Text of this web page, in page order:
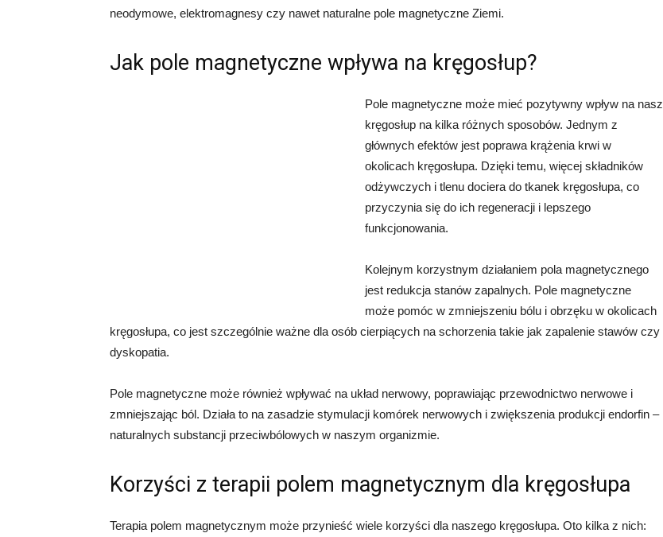
neodymowe, elektromagnesy czy nawet naturalne pole magnetyczne Ziemi.
Jak pole magnetyczne wpływa na kręgosłup?
Pole magnetyczne może mieć pozytywny wpływ na nasz
kręgosłup na kilka różnych sposobów. Jednym z
głównych efektów jest poprawa krążenia krwi w
okolicach kręgosłupa. Dzięki temu, więcej składników
odżywczych i tlenu dociera do tkanek kręgosłupa, co
przyczynia się do ich regeneracji i lepszego
funkcjonowania.
Kolejnym korzystnym działaniem pola magnetycznego
jest redukcja stanów zapalnych. Pole magnetyczne
może pomóc w zmniejszeniu bólu i obrzęku w okolicach
kręgosłupa, co jest szczególnie ważne dla osób cierpiących na schorzenia takie jak zapalenie stawów czy
dyskopatia.
Pole magnetyczne może również wpływać na układ nerwowy, poprawiając przewodnictwo nerwowe i
zmniejszając ból. Działa to na zasadzie stymulacji komórek nerwowych i zwiększenia produkcji endorfin –
naturalnych substancji przeciwbólowych w naszym organizmie.
Korzyści z terapii polem magnetycznym dla kręgosłupa
Terapia polem magnetycznym może przynieść wiele korzyści dla naszego kręgosłupa. Oto kilka z nich: